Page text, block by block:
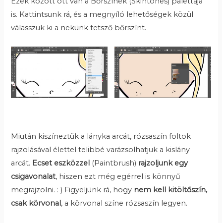
is. Kattintsunk rá, és a megnyíló lehetőségek közül
válasszuk ki a nekünk tetsző bőrszínt.
Miután kiszíneztük a lányka arcát, rózsaszín foltok
rajzolásával élettel telibbé varázsolhatjuk a kislány
arcát. Ecset eszközzel (Paintbrush) rajzoljunk egy
csigavonalat, hiszen ezt még egérrel is könnyű
megrajzolni. : ) Figyeljünk rá, hogy nem kell kitöltőszín,
csak körvonal, a körvonal színe rózsaszín legyen.